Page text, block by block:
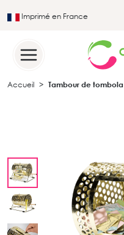
Imprimé en France
Accueil Tambour de tombola